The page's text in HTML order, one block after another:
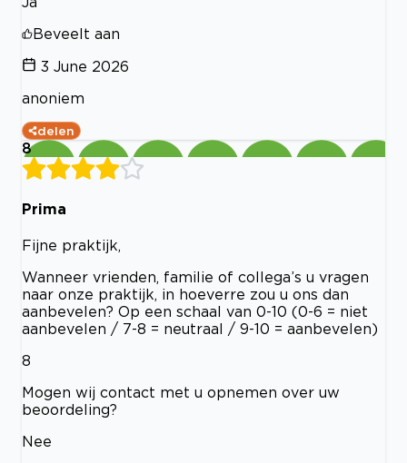
Beveelt aan
3 June 2026
anoniem
delen
8
Prima
Fijne praktijk,
Wanneer vrienden, familie of collega’s u vragen
naar onze praktijk, in hoeverre zou u ons dan
aanbevelen? Op een schaal van 0-10 (0-6 = niet
aanbevelen / 7-8 = neutraal / 9-10 = aanbevelen)
8
Mogen wij contact met u opnemen over uw
beoordeling?
Nee